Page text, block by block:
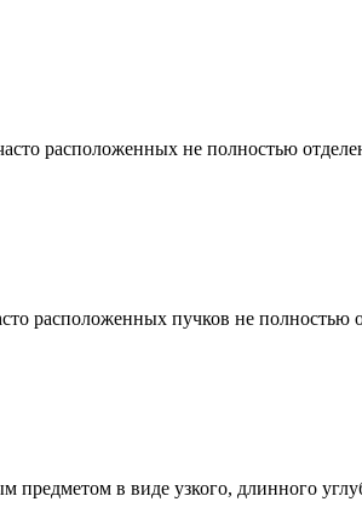
расположенных не полностью
расположенных пучков не
предметом в виде узкого, длинного